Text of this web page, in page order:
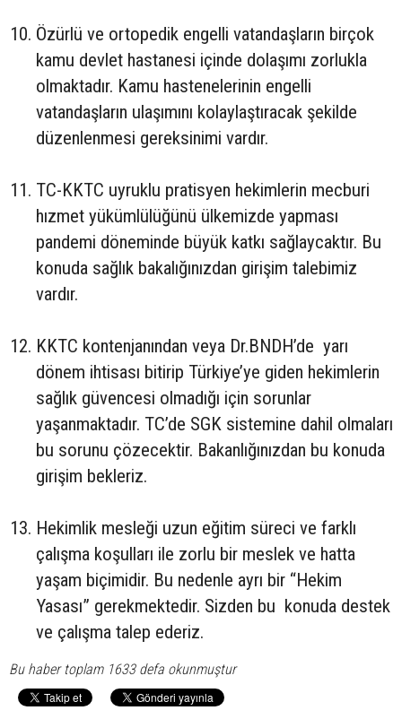
Özürlü ve ortopedik engelli vatandaşların birçok
kamu devlet hastanesi içinde dolaşımı zorlukla
olmaktadır. Kamu hastenelerinin engelli
vatandaşların ulaşımını kolaylaştıracak şekilde
düzenlenmesi gereksinimi vardır.
TC-KKTC uyruklu pratisyen hekimlerin mecburi
hızmet yükümlülüğünü ülkemizde yapması
pandemi döneminde büyük katkı sağlaycaktır. Bu
konuda sağlık bakalığınızdan girişim talebimiz
vardır.
KKTC kontenjanından veya Dr.BNDH’de yarı
dönem ihtisası bitirip Türkiye’ye giden hekimlerin
sağlık güvencesi olmadığı için sorunlar
yaşanmaktadır. TC’de SGK sistemine dahil olmaları
bu sorunu çözecektir. Bakanlığınızdan bu konuda
girişim bekleriz.
Hekimlik mesleği uzun eğitim süreci ve farklı
çalışma koşulları ile zorlu bir meslek ve hatta
yaşam biçimidir. Bu nedenle ayrı bir “Hekim
Yasası” gerekmektedir. Sizden bu konuda destek
ve çalışma talep ederiz.
Bu haber toplam 1633 defa okunmuştur